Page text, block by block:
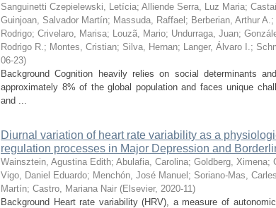
Sanguinetti Czepielewski, Letícia; Alliende Serra, Luz Maria;
Guinjoan, Salvador Martín; Massuda, Raffael ; Berberian, Arthur A.;
Rodrigo; Crivelaro, Marisa; Louzã, Mario; Undurraga, Juan;
Rodrigo R.; Montes, Cristian; Silva, Hernan; Langer, Álvaro I.;
06-23)
Background Cognition heavily relies on social determinants
approximately 8% of the global population and faces unique
and ...
Diurnal variation of heart rate variability as a
regulation processes in Major Depression and
Wainsztein, Agustina Edith; Abulafia, Carolina; Goldberg, Ximena;
Vigo, Daniel Eduardo; Menchón, José Manuel ; Soriano-Mas, Carles
Martín; Castro, Mariana Nair (Elsevier, 2020-11)
Background Heart rate variability (HRV), a measure of